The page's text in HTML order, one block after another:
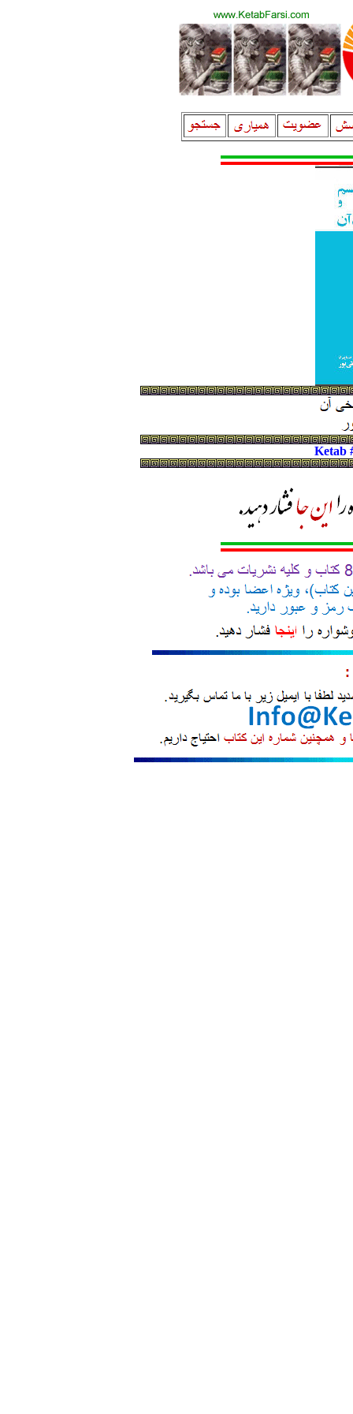
Ketab